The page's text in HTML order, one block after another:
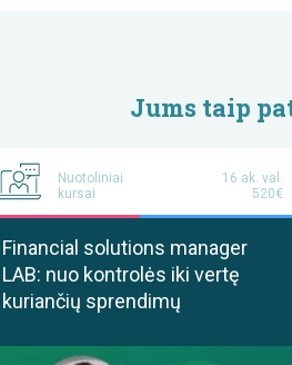
Jums taip
Nuotoliniai
kursai
16 ak. val.
520€
Financial solutions manager
LAB: nuo kontrolės iki vertę
kuriančių sprendimų